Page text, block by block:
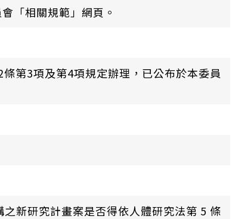
「相關規範」網頁。
第3項及第4項規定辦理，已公布於本委員
新研究計畫案是否得依人體研究法第 5 條